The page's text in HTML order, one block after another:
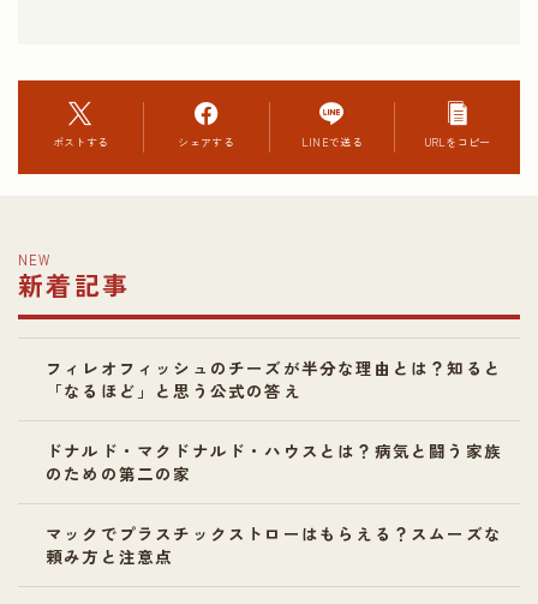
ポストする シェアする LINEで送る URLをコピー
NEW
新着記事
フィレオフィッシュのチーズが半分な理由とは？知ると
「なるほど」と思う公式の答え
ドナルド・マクドナルド・ハウスとは？病気と闘う家族
のための第二の家
マックでプラスチックストローはもらえる？スムーズな
頼み方と注意点